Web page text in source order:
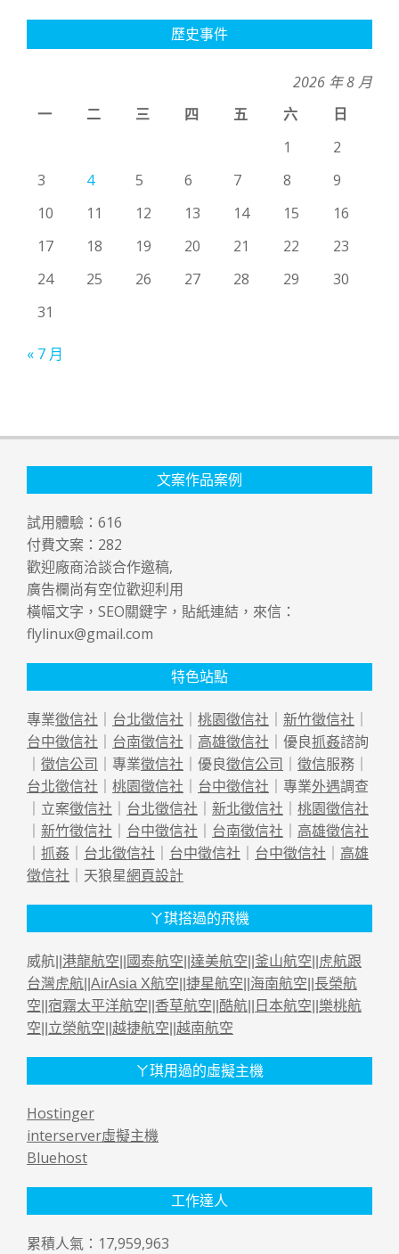
歷史事件
2026 年 8 月
一
二 三 四 五 六
日
1
2
3
4 5 6 7 8
9
10
11 12 13 14 15
16
17
18 19 20 21 22
23
24
25 26 27 28 29
30
31
« 7 月
文案作品案例
試用體驗： 616
付費文案： 282
歡迎廠商洽談合作邀稿,
廣告欄尚有空位歡迎利用
橫幅文字，SEO關鍵字，貼紙連結，來信：
flylinux@gmail.com
特色站點
專業徵信社 ｜ 台北徵信社 ｜ 桃園徵信社 ｜ 新竹徵信社 ｜
台中徵信社 ｜ 台南徵信社 ｜ 高雄徵信社 ｜優良抓姦諮詢
｜ 徵信公司 ｜專業徵信社 ｜優良徵信公司 ｜ 徵信服務｜
台北徵信社 ｜ 桃園徵信社 ｜ 台中徵信社 ｜專業外遇調查
｜立案徵信社 ｜ 台北徵信社 ｜ 新北徵信社 ｜ 桃園徵信社
｜ 新竹徵信社 ｜ 台中徵信社 ｜ 台南徵信社 ｜ 高雄徵信社
｜ 抓姦 ｜ 台北徵信社 ｜ 台中徵信社 ｜ 台中徵信社 ｜ 高雄
徵信社 ｜天狼星網頁設計
ㄚ琪搭過的飛機
威航|| 港龍航空 國泰航空 達美航空 釜山航空
虎航跟
台灣虎航 AirAsia X航空 捷星航空 海南航空 長榮航
空 宿霧太平洋航空 香草航空 酷航 日本航空 樂桃航
空 立榮航空 越捷航空 越南航空
ㄚ琪用過的虛擬主機
Hostinger
interserver虛擬主機
Bluehost
工作達人
累積人氣：17,959,963